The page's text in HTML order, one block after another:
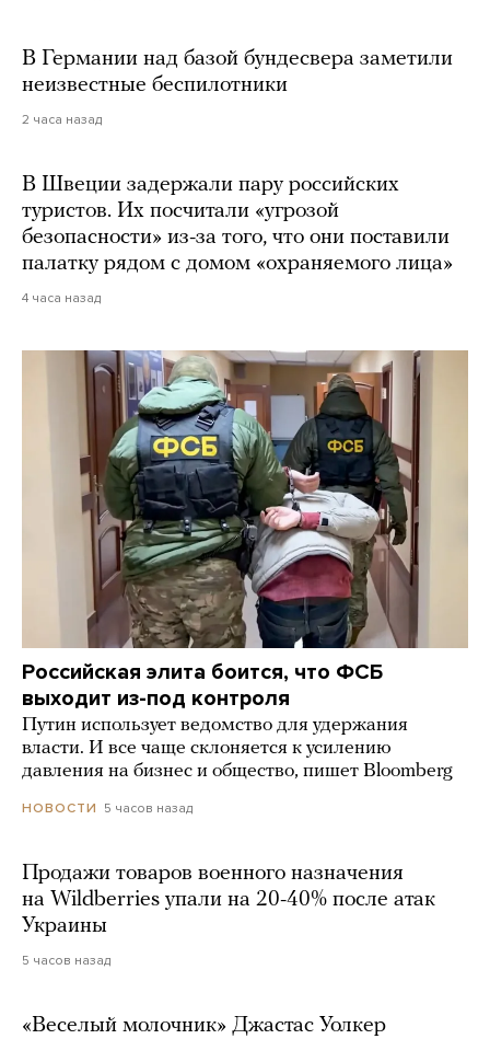
В Германии над базой бундесвера заметили
неизвестные беспилотники
2 часа назад
В Швеции задержали пару российских
туристов. Их посчитали «угрозой
безопасности» из-за того, что они поставили
палатку рядом с домом «охраняемого лица»
4 часа назад
Российская элита боится, что ФСБ
выходит из-под контроля
Путин использует ведомство для удержания
власти. И все чаще склоняется к усилению
давления на бизнес и общество, пишет Bloomberg
НОВОСТИ 5 часов назад
Продажи товаров военного назначения
на Wildberries упали на 20-40% после атак
Украины
5 часов назад
«Веселый молочник» Джастас Уолкер